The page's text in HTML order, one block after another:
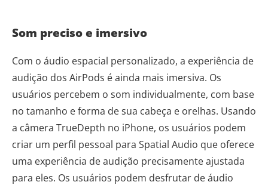
Som preciso e imersivo
Com o áudio espacial personalizado, a experiência de
audição dos AirPods é ainda mais imersiva. Os
usuários percebem o som individualmente, com base
no tamanho e forma de sua cabeça e orelhas. Usando
a câmera TrueDepth no iPhone, os usuários podem
criar um perfil pessoal para Spatial Audio que oferece
uma experiência de audição precisamente ajustada
para eles. Os usuários podem desfrutar de áudio